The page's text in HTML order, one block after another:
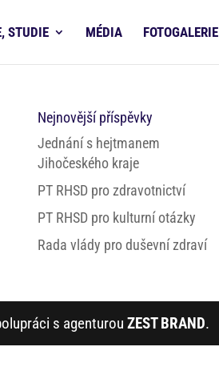
STUDIE MÉDIA FOTOGALERIE
Nejnovější příspěvky
Jednání s hejtmanem
Jihočeského kraje
PT RHSD pro zdravotnictví
PT RHSD pro kulturní otázky
Rada vlády pro duševní zdraví
s agenturou ZEST BRAND.